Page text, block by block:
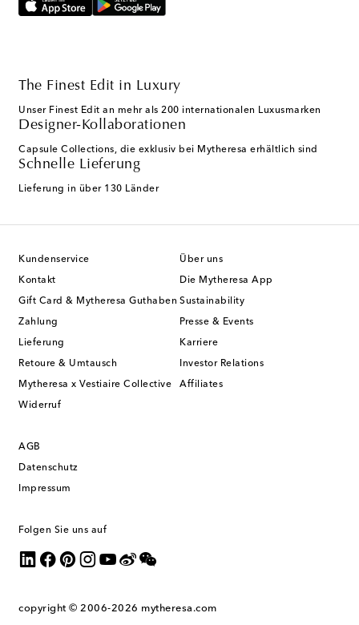
The Finest Edit in Luxury
Unser Finest Edit an mehr als 200 internationalen Luxusmarken
Designer-Kollaborationen
Capsule Collections, die exklusiv bei Mytheresa erhältlich sind
Schnelle Lieferung
Lieferung in über 130 Länder
Kundenservice
Kontakt
Gift Card & Mytheresa Guthaben
Zahlung
Lieferung
Retoure & Umtausch
Mytheresa x Vestiaire Collective
Widerruf
Über uns
Die Mytheresa App
Sustainability
Presse & Events
Karriere
Investor Relations
Affiliates
AGB
Datenschutz
Impressum
Folgen Sie uns auf
copyright © 2006-2026 mytheresa.com